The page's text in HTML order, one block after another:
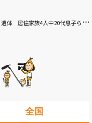
人中20代息子ら3人の安否不明 南島原市布津町
全国